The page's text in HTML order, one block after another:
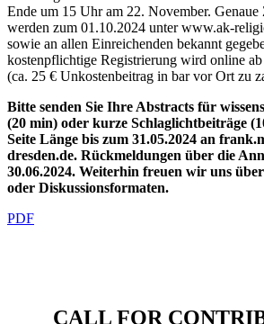
Ende um 15 Uhr am 22. November. Genaue
werden zum 01.10.2024 unter www.ak-
sowie an allen Einreichenden bekannt
kostenpflichtige Registrierung wird online
(ca. 25 € Unkostenbeitrag in bar vor Ort zu
Bitte senden Sie Ihre Abstracts für
(20 min) oder kurze Schlaglichtbeiträge
Seite Länge bis zum 31.05.2024 an
dresden.de. Rückmeldungen über die
30.06.2024. Weiterhin freuen wir uns
oder Diskussionsformaten.
PDF
CALL FOR